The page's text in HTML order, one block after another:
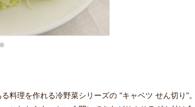
料理を作れる冷野菜シリーズの “キャベツ せん切り”。